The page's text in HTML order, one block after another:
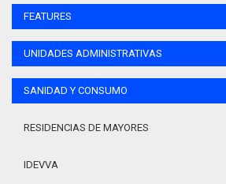
FEATURES
UNIDADES ADMINISTRATIVAS
SANIDAD Y CONSUMO
RESIDENCIAS DE MAYORES
IDEVVA